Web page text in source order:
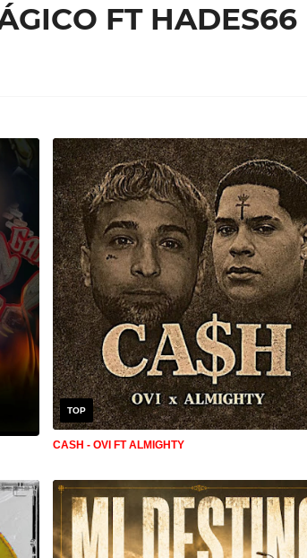
FT HADES66
TOP
CASH - OVI FT ALMIGHTY